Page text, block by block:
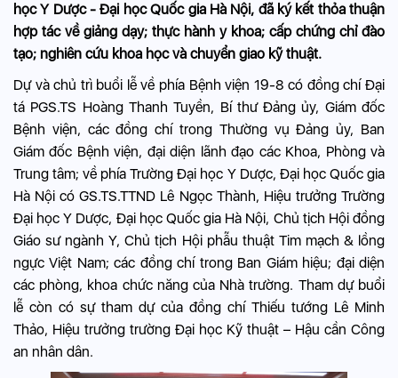
học Y Dược - Đại học Quốc gia Hà Nội, đã ký kết thỏa thuận
hợp tác về giảng dạy; thực hành y khoa; cấp chứng chỉ đào
tạo; nghiên cứu khoa học và chuyển giao kỹ thuật.
Dự và chủ trì buổi lễ về phía Bệnh viện 19-8 có đồng chí Đại
tá PGS.TS Hoàng Thanh Tuyền, Bí thư Đảng ủy, Giám đốc
Bệnh viện, các đồng chí trong Thường vụ Đảng ủy, Ban
Giám đốc Bệnh viện, đại diện lãnh đạo các Khoa, Phòng và
Trung tâm; về phía Trường Đại học Y Dược, Đại học Quốc gia
Hà Nội có GS.TS.TTND Lê Ngọc Thành, Hiệu trưởng Trường
Đại học Y Dược, Đại học Quốc gia Hà Nội, Chủ tịch Hội đồng
Giáo sư ngành Y, Chủ tịch Hội phẫu thuật Tim mạch & lồng
ngực Việt Nam; các đồng chí trong Ban Giám hiệu; đại diện
các phòng, khoa chức năng của Nhà trường. Tham dự buổi
lễ còn có sự tham dự của đồng chí Thiếu tướng Lê Minh
Thảo, Hiệu trưởng trường Đại học Kỹ thuật – Hậu cần Công
an nhân dân.